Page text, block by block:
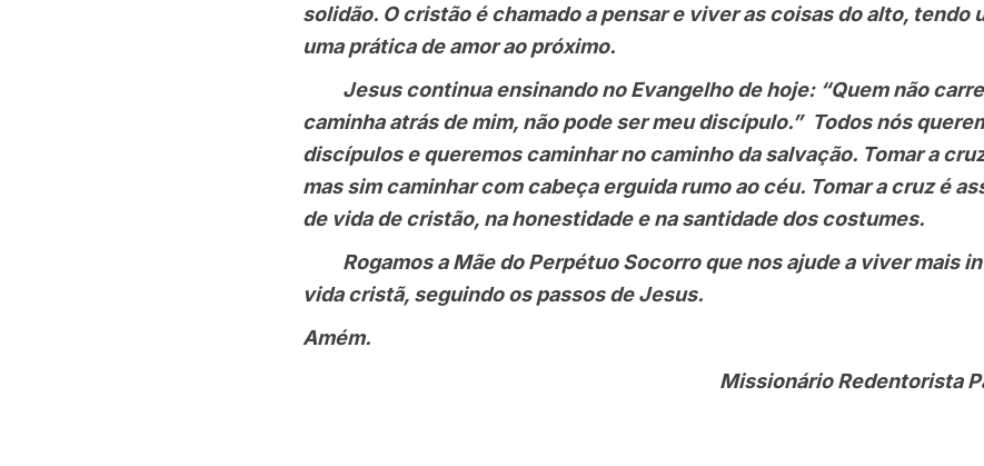
solidão. O cristão é chamado a pensar e viver as coisas do alto, tendo
uma prática de amor ao próximo.
Jesus continua ensinando no Evangelho de hoje: “Quem não
caminha atrás de mim, não pode ser meu discípulo.” Todos nós
discípulos e queremos caminhar no caminho da salvação. Tomar a
mas sim caminhar com cabeça erguida rumo ao céu. Tomar a cruz é
de vida de cristão, na honestidade e na santidade dos costumes.
Rogamos a Mãe do Perpétuo Socorro que nos ajude a viver mais
vida cristã, seguindo os passos de Jesus.
Amém.
Missionário Redentorista